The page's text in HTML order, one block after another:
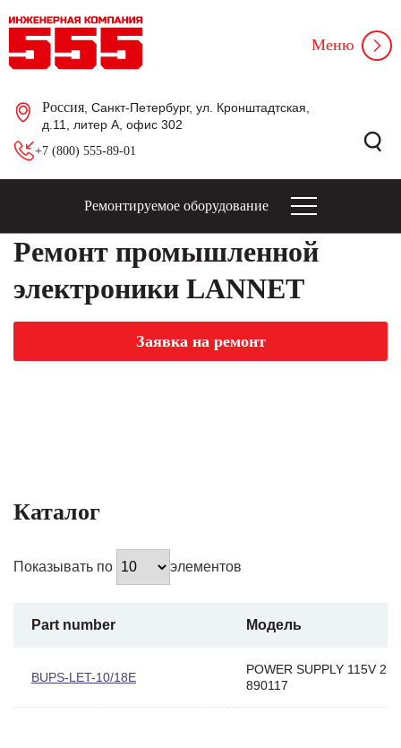
Россия , Санкт-Петербург, ул. Кронштадтская,
д.11, литер А, офис 302
+7 (800) 555-89-01
Меню
Ремонтируемое оборудование
Ремонт промышленной
электроники LANNET
Заявка на ремонт
Каталог
Показывать по элементов
Part number Модель
BUPS-LET-10/18E
POWER SUPPLY 115V
890117